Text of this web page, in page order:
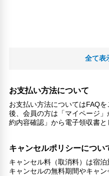
全て表
お支払い方法について
お支払い方法についてはFAQ
後、会員の方は「マイページ
約内容確認」から電子領収書と
キャンセルポリシーについ
キャンセル料（取消料）は宿泊
キャンセルの無料期間やキャ